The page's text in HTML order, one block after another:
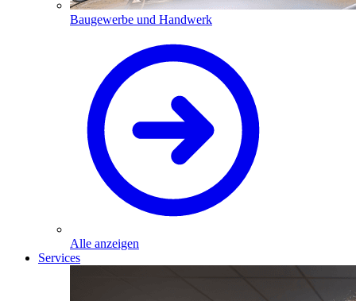
Baugewerbe und Handwerk
Alle anzeigen
Services